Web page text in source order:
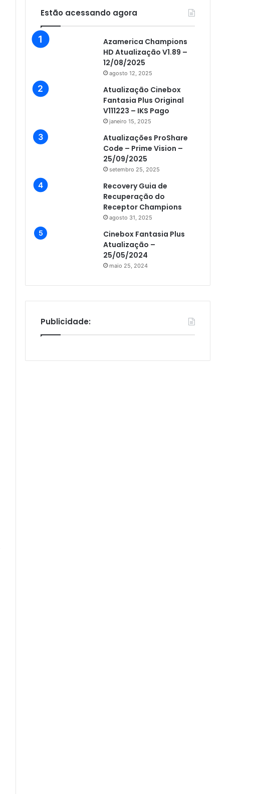
Estão acessando agora
Azamerica Champions
HD Atualização V1.89 –
12/08/2025
agosto 12, 2025
Atualização Cinebox
Fantasia Plus Original
V111223 – IKS Pago
janeiro 15, 2025
Atualizações ProShare
Code – Prime Vision –
25/09/2025
setembro 25, 2025
Recovery Guia de
Recuperação do
Receptor Champions
agosto 31, 2025
Cinebox Fantasia Plus
Atualização –
25/05/2024
maio 25, 2024
Publicidade: